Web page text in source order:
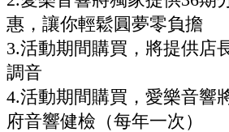
惠，讓你輕鬆圓夢零負擔
3.活動期間購買，將提供店
調音
4.活動期間購買，愛樂音響
府音響健檢（每年一次）